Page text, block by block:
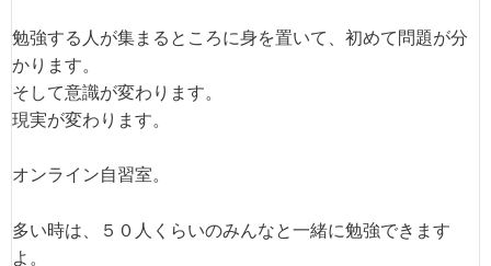
勉強する人が集まるところに身を置いて、初めて問題が分
かります。
そして意識が変わります。
現実が変わります。
オンライン自習室。
多い時は、５０人くらいのみんなと一緒に勉強できます
よ。